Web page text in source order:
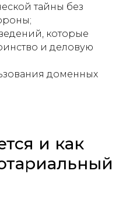
тайны без
которые
и деловую
доменных
и как